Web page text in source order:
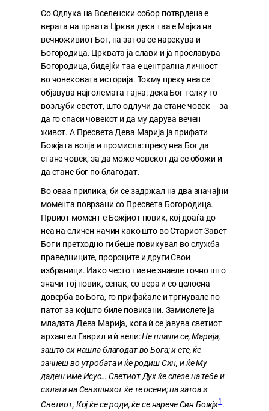
Со Одлука на Вселенски собор потврдена е
верата на првата Црква дека таа е Мајка на
вечноживиот Бог, па затоа се нарекува и
Богородица. Црквата ја слави и ја прославува
Богородица, бидејќи таа е централна личност
во човековата историја. Токму преку неа се
објавува најголемата тајна: дека Бог толку го
возљуби светот, што одлучи да стане човек – за
да го спаси човекот и да му дарува вечен
живот. А Пресвета Дева Марија ја прифати
Божјата волја и промисла: преку неа Бог да
стане човек, за да може човекот да се обожи и
да стане бог по благодат.
Во оваа прилика, би се задржал на два значајни
момента поврзани со Пресвета Богородица.
Првиот момент е Божјиот повик, кој доаѓа до
неа на сличен начин како што во Стариот Завет
Бог и претходно ги беше повикувал во служба
праведниците, пророците и други Свои
избраници. Иако често тие не знаеле точно што
значи тој повик, сепак, со вера и со целосна
доверба во Бога, го прифаќале и тргнувале по
патот за којшто биле повикани. Замислете ја
младата Дева Марија, кога ѝ се јавува светиот
архангел Гаврил и ѝ вели:Не плаши се, Марија,
зашто си нашла благодат во Бога; и ете, ќе
зачнеш во утробата и ќе родиш Син, и ќе Му
дадеш име Исус… Светиот Дух ќе слезе на тебе и
силата на Севишниот ќе те осени; па затоа и
Светиот, Кој ќе се роди, ќе се нарече Син Божји1 .